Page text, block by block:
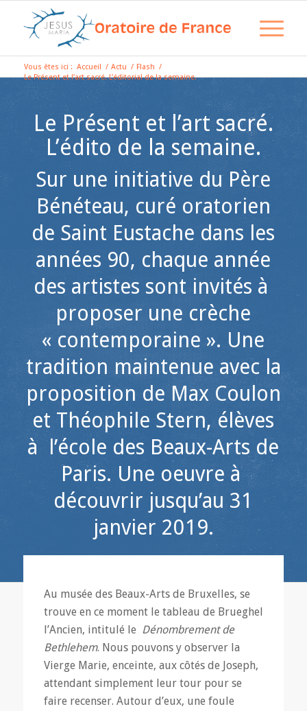
Vous êtes ici : Accueil / Actu / Flash /
Le Présent et l’art sacré. L’éditorial de la semaine.
Le Présent et l’art sacré.
L’édito de la semaine.
Sur une initiative du Père
Bénéteau, curé oratorien
de Saint Eustache dans les
années 90, chaque année
des artistes sont invités à
proposer une crèche
« contemporaine ». Une
tradition maintenue avec la
proposition de Max Coulon
et Théophile Stern, élèves
à l’école des Beaux-Arts de
Paris. Une oeuvre à
découvrir jusqu’au 31
janvier 2019.
Au musée des Beaux-Arts de Bruxelles, se
trouve en ce moment le tableau de Brueghel
l’Ancien, intitulé le Dénombrement de
Bethlehem. Nous pouvons y observer la
Vierge Marie, enceinte, aux côtés de Joseph,
attendant simplement leur tour pour se
faire recenser. Autour d’eux, une foule